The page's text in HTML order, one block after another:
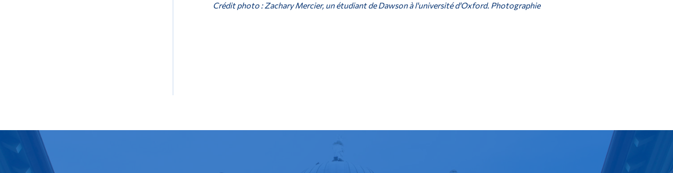
Crédit photo : Zachary Mercier, un étudiant de Dawson à l'université d'Oxford. Photographie